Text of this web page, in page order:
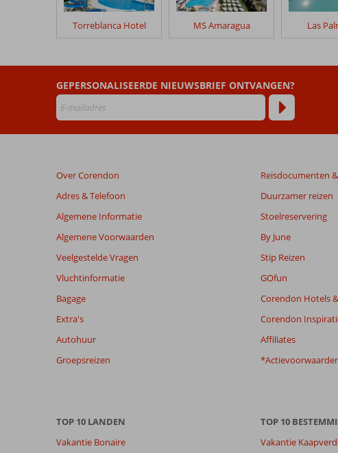
Pablo
Beoordelingen
ouder
zijn
dan
48
maanden
worden
weergegeven
om
relevantie
van
getoonde
beoordelingen
onze
Gebaseerd op:
99
8,8
Aanrader
Eten
Kindvriendelijk
Torreblanca Hotel MS Amaragua Las
GEPERSONALISEERDE NIEUWSBRIEF ONTVANGEN?
Over Corendon
Adres & Telefoon
Algemene Informatie
Algemene Voorwaarden
Veelgestelde Vragen
Vluchtinformatie
Bagage
Extra's
Autohuur
Groepsreizen
Reisdocumenten
Duurzamer reizen
Stoelreservering
By June
Stip Reizen
GOfun
Corendon Hotels
Corendon
Affiliates
TOP 10 LANDEN
Vakantie Bonaire
TOP 10
Vakantie